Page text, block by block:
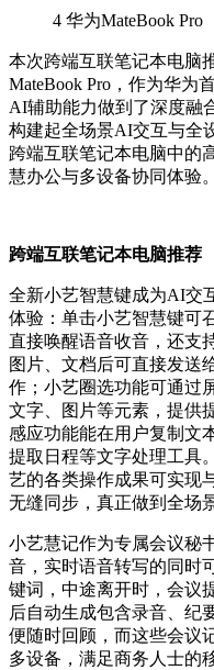
4 华为MateBook Pro
本次跨端互联笔记本电脑
MateBook Pro，作为华为
AI辅助能力做到了深度融
构建起全场景AI交互与全
跨端互联笔记本电脑中的
慧办公与多设备协同体验。
跨端互联笔记本电脑推荐
全新小艺智慧键成为AI交
体验：单击小艺智慧键可
直接唤醒语音收音，还支
图片、文档后可直接发送
作；小艺圈选功能可通过
文字、图片等元素，提供
感应功能能在用户复制文
提取日程等文字处理工具
艺的各类操作成果可实现
无缝同步，真正做到全场
小艺慧记作为专属会议秘
音，实时语音转写的同时
键词，中途离开时，会议
后自动生成包含录音、纪
便随时回顾，而这些会议
多设备，满足商务人士的